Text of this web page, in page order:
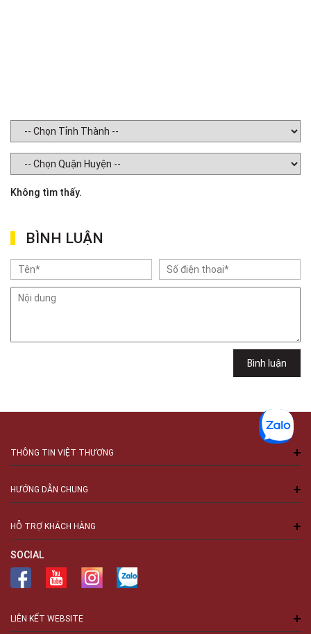
Không tìm thấy.
BÌNH LUẬN
Bình luận
THÔNG TIN VIỆT THƯƠNG
HƯỚNG DẪN CHUNG
HỖ TRỢ KHÁCH HÀNG
SOCIAL
LIÊN KẾT WEBSITE